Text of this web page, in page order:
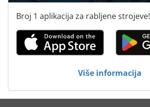
Stroj Za Rezanje Kamena
Broj 1 aplikacija za rabljene strojeve!
Više informacija